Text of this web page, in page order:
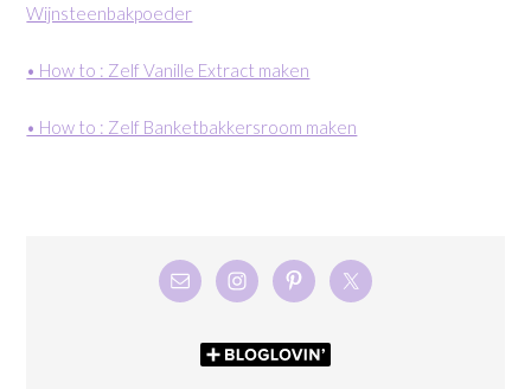
Wijnsteenbakpoeder
• How to : Zelf Vanille Extract maken
• How to : Zelf Banketbakkersroom maken